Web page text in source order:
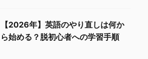
【2026年】英語のやり直しは何か
ら始める？脱初心者への学習手順